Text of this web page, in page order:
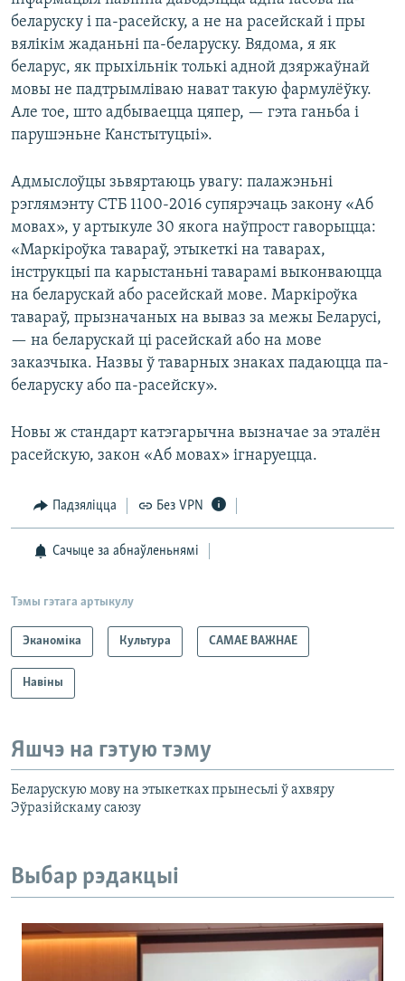
беларуску і па-расейску, а не на расейскай і пры
вялікім жаданьні па-беларуску. Вядома, я як
беларус, як прыхільнік толькі адной дзяржаўнай
мовы не падтрымліваю нават такую фармулёўку.
Але тое, што адбываецца цяпер, — гэта ганьба і
парушэньне Канстытуцыі».
Адмыслоўцы зьвяртаюць увагу: палажэньні
рэглямэнту СТБ 1100-2016 супярэчаць закону «Аб
мовах», у артыкуле 30 якога наўпрост гаворыцца:
«Маркіроўка тавараў, этыкеткі на таварах,
інструкцыі па карыстаньні таварамі выконваюцца
на беларускай або расейскай мове. Маркіроўка
тавараў, прызначаных на вываз за межы Беларусі,
— на беларускай ці расейскай або на мове
заказчыка. Назвы ў таварных знаках падаюцца па-
беларуску або па-расейску».
Новы ж стандарт катэгарычна вызначае за эталён
расейскую, закон «Аб мовах» ігнаруецца.
Падзяліцца Без VPN
Сачыце за абнаўленьнямі
Тэмы гэтага артыкулу
Эканоміка Культура САМАЕ ВАЖНАЕ
Навіны
Яшчэ на гэтую тэму
Беларускую мову на этыкетках прынесьлі ў ахвяру
Эўразійскаму саюзу
Выбар рэдакцыі